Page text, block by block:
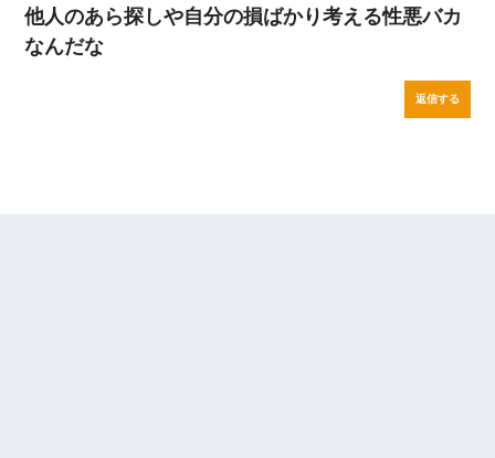
他人のあら探しや自分の損ばかり考える性悪バカ
なんだな
返信する